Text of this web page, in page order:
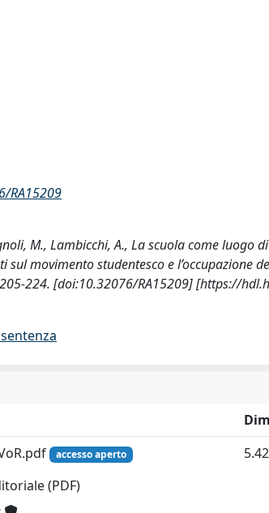
RA15209
M., Lambicchi, A., La scuola come
movimento studentesco e l’occupazione
224. [doi:10.32076/RA15209] [https://
accesso aperto
(PDF)